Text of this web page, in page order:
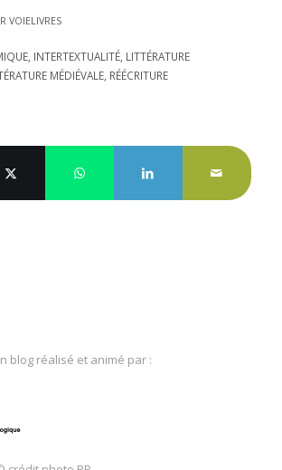
VOIELIVRES
, INTERTEXTUALITÉ, LITTÉRATURE
MÉDIÉVALE, RÉÉCRITURE
blog réalisé et animé par :